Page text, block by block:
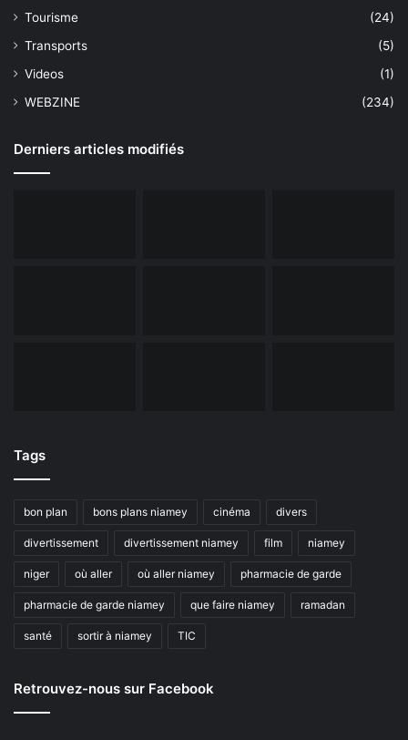
Tourisme
(24)
Transports
(5)
Videos
(1)
WEBZINE
(234)
Derniers articles modifiés
Tags
bon plan bons plans niamey cinéma divers
divertissement divertissement niamey film niamey
niger où aller où aller niamey pharmacie de garde
pharmacie de garde niamey que faire niamey ramadan
santé sortir à niamey TIC
Retrouvez-nous sur Facebook